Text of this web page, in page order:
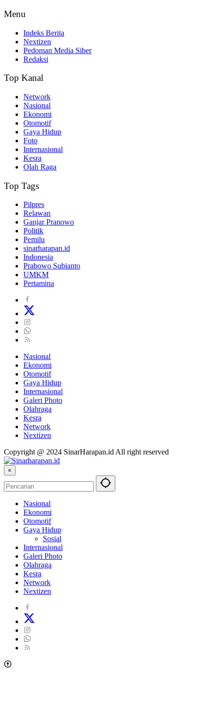
Menu
Indeks Berita
Nextizen
Pedoman Media Siber
Redaksi
Top Kanal
Network
Nasional
Ekonomi
Otomotif
Gaya Hidup
Foto
Internasional
Kesra
Olah Raga
Top Tags
Pilpres
Relawan
Ganjar Pranowo
Politik
Pemilu
sinarharapan.id
Indonesia
Prabowo Subianto
UMKM
Pertamina
Nasional
Ekonomi
Otomotif
Gaya Hidup
Internasional
Galeri Photo
Olahraga
Kesra
Network
Nextizen
Copyright @ 2024 SinarHarapan.id All right reserved
×
Nasional
Ekonomi
Otomotif
Gaya Hidup
Sosial
Internasional
Galeri Photo
Olahraga
Kesra
Network
Nextizen